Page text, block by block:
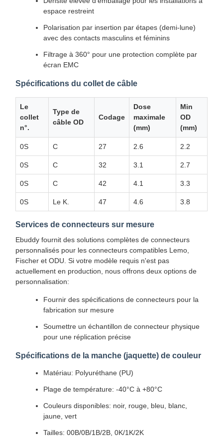
espace restreint
Polarisation par insertion par étapes (demi-lune)
avec des contacts masculins et féminins
Filtrage à 360° pour une protection complète par
écran EMC
Spécifications du collet de câble
Le
collet
n°.
Type de
câble OD
Codage
Dose
maximale
(mm)
Min
OD
(mm)
0S C 27 2.6 2.2
0S C 32 3.1 2.7
0S C 42 4.1 3.3
0S Le K. 47 4.6 3.8
Services de connecteurs sur mesure
Ebuddy fournit des solutions complètes de connecteurs
personnalisés pour les connecteurs compatibles Lemo,
Fischer et ODU. Si votre modèle requis n'est pas
actuellement en production, nous offrons deux options de
personnalisation:
Fournir des spécifications de connecteurs pour la
fabrication sur mesure
Soumettre un échantillon de connecteur physique
pour une réplication précise
Spécifications de la manche (jaquette) de couleur
Matériau: Polyuréthane (PU)
Plage de température: -40°C à +80°C
Couleurs disponibles: noir, rouge, bleu, blanc,
jaune, vert
Tailles: 00B/0B/1B/2B, 0K/1K/2K